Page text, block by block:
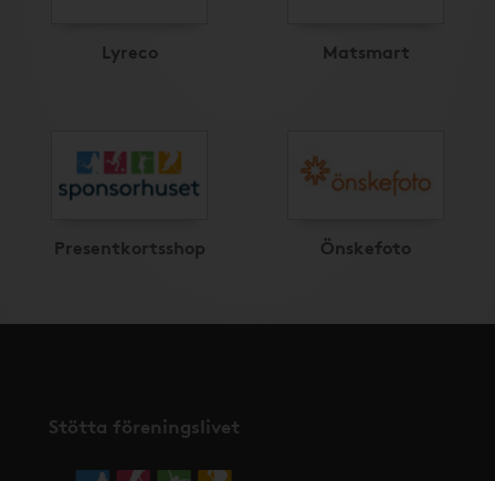
Lyreco Matsmart
Presentkortsshop Önskefoto
Stötta föreningslivet